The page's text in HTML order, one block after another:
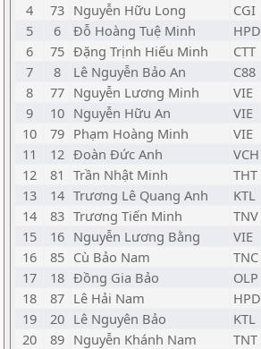
4
73 Nguyễn Hữu Long CGI
5
6 Đỗ Hoàng Tuệ Minh HPD
6
75 Đặng Trịnh Hiếu Minh CTT
7
8 Lê Nguyễn Bảo An C88
8
77 Nguyễn Lương Minh VIE
9
10 Nguyễn Hữu An VIE
10
79 Phạm Hoàng Minh VIE
11
12 Đoàn Đức Anh VCH
12
81 Trần Nhật Minh THT
13
14 Trương Lê Quang Anh KTL
14
83 Trương Tiến Minh TNV
15
16 Nguyễn Lương Bằng VIE
16
85 Cù Bảo Nam TNC
17
18 Đồng Gia Bảo OLP
18
87 Lê Hải Nam HPD
19
20 Lê Nguyên Bảo KTL
20
89 Nguyễn Khánh Nam TNT